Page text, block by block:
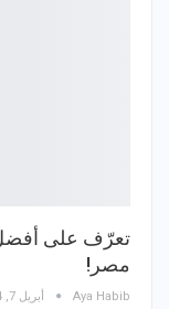
تعرّف على أفضل
مصر!
Aya Habib أبريل 7, 2024